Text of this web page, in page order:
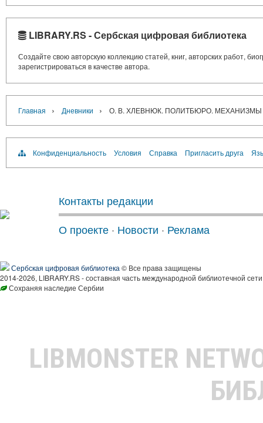
LIBRARY.RS - Сербская цифровая библиотека
Создайте свою авторскую коллекцию статей, книг, авторских работ,
зарегистрироваться в качестве автора.
Главная › Дневники › О. В. ХЛЕВНЮК. ПОЛИТБЮРО.
Конфиденциальность Условия Справка Пригласить друга
Контакты редакции
О проекте · Новости · Реклама
Сербская цифровая библиотека © Все права защищены
2014-2026, LIBRARY.RS - составная часть международной библиотечной
Сохраняя наследие Сербии
LIBMONSTER